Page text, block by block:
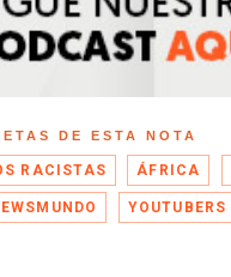
DE ESTA NOTA
RACISTAS ÁFRICA
YOUTUBERS